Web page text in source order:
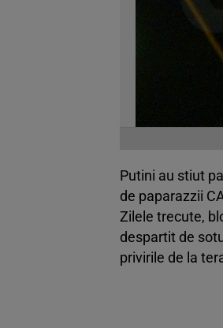
Putini au stiut
de paparazzii
Zilele trecute,
despartit de
privirile de la